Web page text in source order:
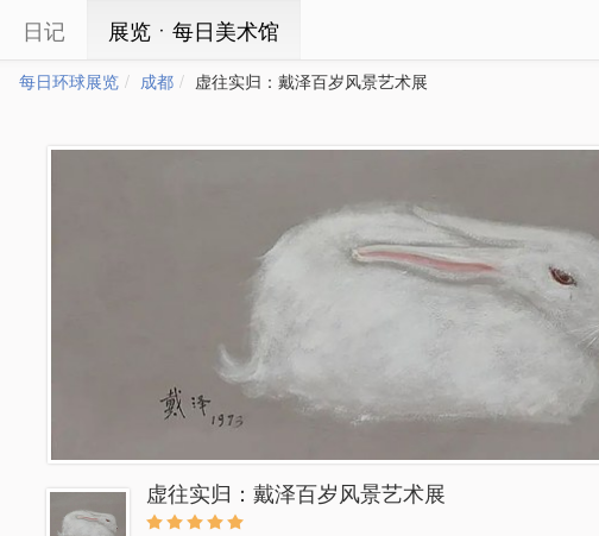
日记 展览ㆍ每日美术馆
每日环球展览 成都 虚往实归：戴泽百岁风景艺术展
虚往实归：戴泽百岁风景艺术展